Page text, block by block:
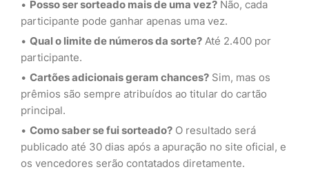
Posso ser sorteado mais de uma vez? Não, cada
participante pode ganhar apenas uma vez.
Qual o limite de números da sorte? Até 2.400 por
participante.
Cartões adicionais geram chances? Sim, mas os
prêmios são sempre atribuídos ao titular do cartão
principal.
Como saber se fui sorteado? O resultado será
publicado até 30 dias após a apuração no site oficial, e
os vencedores serão contatados diretamente.